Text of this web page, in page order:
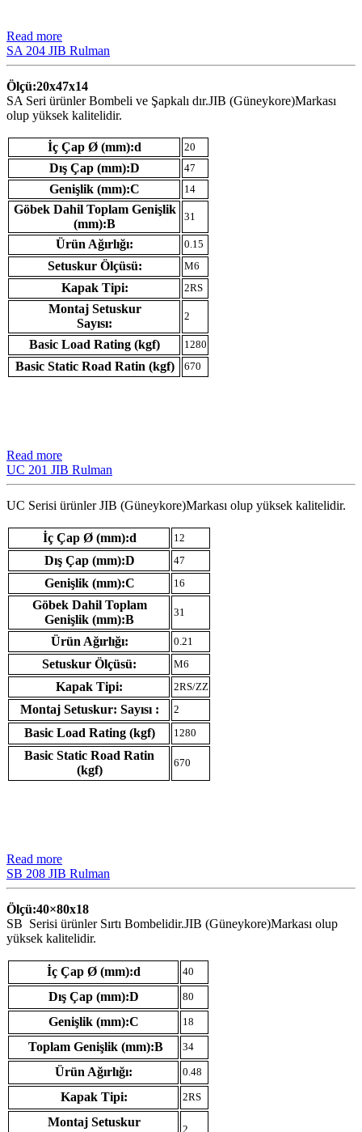
Read more
SA 204 JIB Rulman
Ölçü:20x47x14
SA Seri ürünler Bombeli ve Şapkalı dır.JIB (Güneykore)Markası
olup yüksek kalitelidir.
İç Çap Ø (mm):d 20
Dış Çap (mm):D 47
Genişlik (mm):C 14
Göbek Dahil Toplam Genişlik
(mm):B
31
Ürün Ağırlığı: 0.15
Setuskur Ölçüsü: M6
Kapak Tipi: 2RS
Montaj Setuskur
Sayısı:
2
Basic Load Rating (kgf) 1280
Basic Static Road Ratin (kgf) 670
Read more
UC 201 JIB Rulman
UC Serisi ürünler JIB (Güneykore)Markası olup yüksek kalitelidir.
İç Çap Ø (mm):d 12
Dış Çap (mm):D 47
Genişlik (mm):C 16
Göbek Dahil Toplam
Genişlik (mm):B
31
Ürün Ağırlığı: 0.21
Setuskur Ölçüsü: M6
Kapak Tipi: 2RS/ZZ
Montaj Setuskur: Sayısı : 2
Basic Load Rating (kgf) 1280
Basic Static Road Ratin
(kgf)
670
Read more
SB 208 JIB Rulman
Ölçü:40×80x18
SB Serisi ürünler Sırtı Bombelidir.JIB (Güneykore)Markası olup
yüksek kalitelidir.
İç Çap Ø (mm):d 40
Dış Çap (mm):D 80
Genişlik (mm):C 18
Toplam Genişlik (mm):B 34
Ürün Ağırlığı: 0.48
Kapak Tipi: 2RS
Montaj Setuskur
2